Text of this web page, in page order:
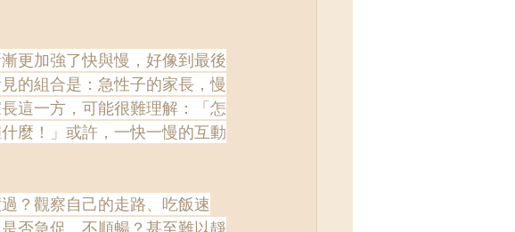
更加強了快與慢，好像到最後
的組合是：急性子的家長，慢
這一方，可能很難理解：「怎
麼！」或許，一快一慢的互動
？觀察自己的走路、吃飯速